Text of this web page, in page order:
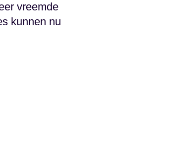
vreemde
kunnen nu